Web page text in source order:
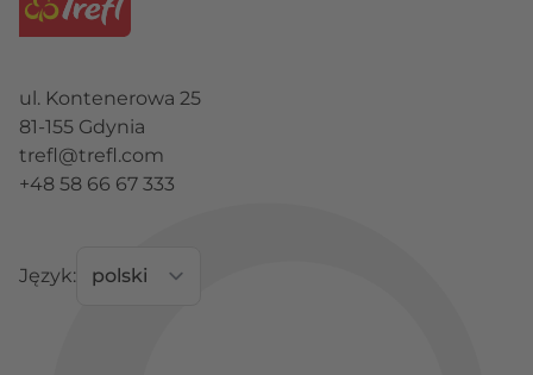
ul. Kontenerowa 25
81-155 Gdynia
trefl@trefl.com
+48 58 66 67 333
Język: